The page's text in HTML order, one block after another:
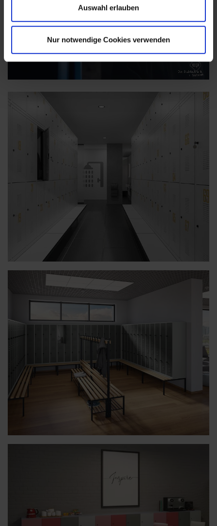
Auswahl erlauben
Nur notwendige Cookies verwenden